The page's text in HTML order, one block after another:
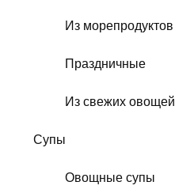
Из морепродуктов
Праздничные
Из свежих овощей
Супы
Овощные супы